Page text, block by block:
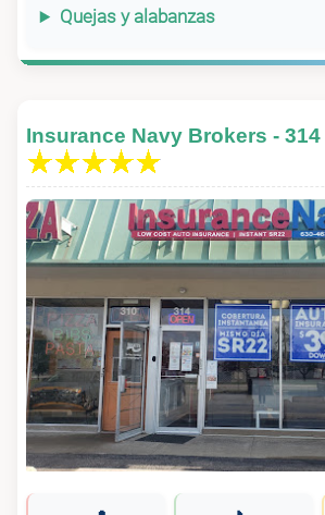
Quejas y alabanzas
Insurance Navy Brokers - 314